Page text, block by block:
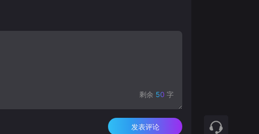
剩余 50 字
发表评论